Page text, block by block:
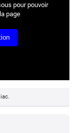
pour pouvoir
page